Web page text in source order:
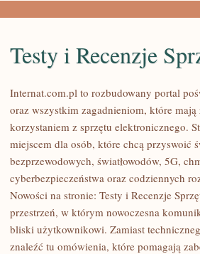
TESTY
RECENZJE
SPRZĘTU
Testy i Recenzje
Internat.com.pl to rozbudowany portal
oraz wszystkim zagadnieniom, które
korzystaniem z sprzętu elektronicznego.
miejscem dla osób, które chcą przyswoić
bezprzewodowych, światłowodów, 5G,
cyberbezpieczeństwa oraz codziennych
Nowości na stronie: Testy i Recenzje
przestrzeń, w którym nowoczesna
bliski użytkownikowi. Zamiast
znaleźć tu omówienia, które pomagają